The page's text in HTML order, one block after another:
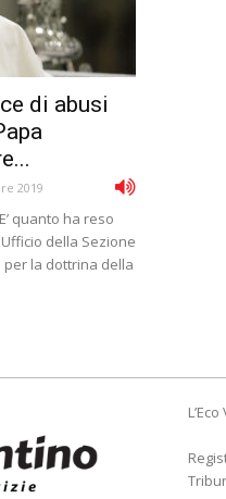
di abusi
2019
quanto ha reso
della Sezione
per la dottrina della